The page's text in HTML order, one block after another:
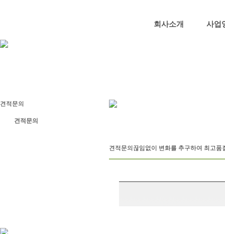
회사소개 사업
견적문의
견적문의
견적문의 끊임없이 변화를 추구하여 최고